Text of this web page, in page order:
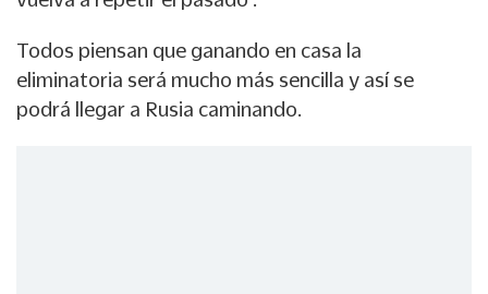
Todos piensan que ganando en casa la
eliminatoria será mucho más sencilla y así se
podrá llegar a Rusia caminando.